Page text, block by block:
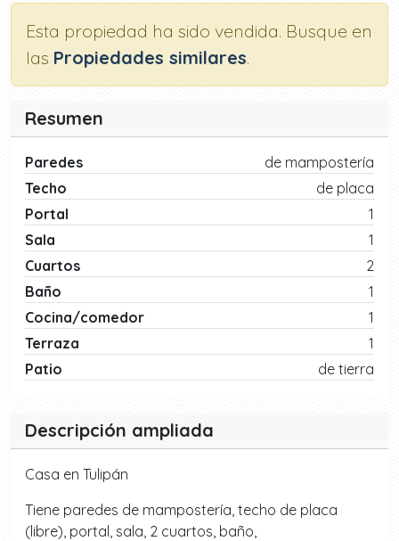
Esta propiedad ha sido vendida. Busque en
las Propiedades similares.
Resumen
Paredes
de mampostería
Techo
de placa
Portal
1
Sala
1
Cuartos
2
Baño
1
Cocina/comedor
1
Terraza
1
Patio
de tierra
Descripción ampliada
Casa en Tulipán
Tiene paredes de mampostería, techo de placa
(libre), portal, sala, 2 cuartos, baño,